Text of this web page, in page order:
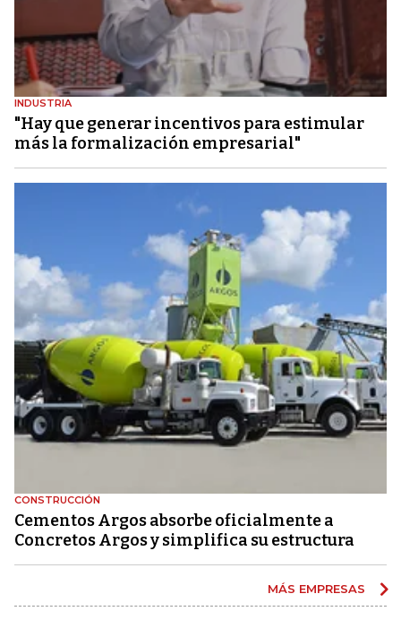
INDUSTRIA
"Hay que generar incentivos para estimular
más la formalización empresarial"
CONSTRUCCIÓN
Cementos Argos absorbe oficialmente a
Concretos Argos y simplifica su estructura
MÁS EMPRESAS